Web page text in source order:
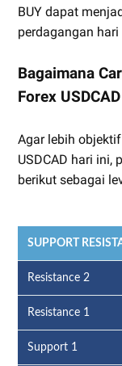
BUY dapat
perdagangan hari
Bagaimana
Forex
Agar lebih
USDCAD hari ini,
berikut sebagai
SUPPORT
Resistance 2
Resistance 1
Support 1